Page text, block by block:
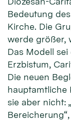
Bedeutung
Kirche. Die
werde größer,
Das Modell
Erzbistum,
Die neuen
hauptamtliche
sie aber nicht: